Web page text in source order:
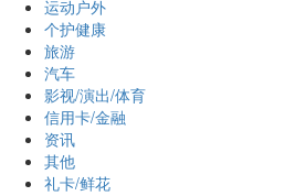
运动户外
个护健康
旅游
汽车
影视/演出/体育
信用卡/金融
资讯
其他
礼卡/鲜花